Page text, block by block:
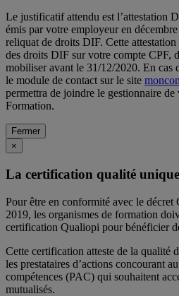
Le justificatif attendu est l’attestation
émis par votre employeur en
reliquat de droits DIF. Cette attestation
des droits DIF sur votre compte CPF,
mobiliser avant le 31/12/2020. En cas
le module de contact sur le site
permettra de joindre le gestionnaire
Formation.
Fermer
×
La certification qualité unique
Pour être en conformité avec le
2019, les organismes de formation
certification Qualiopi pour bénéficier
Cette certification atteste de la qualité
les prestataires d’actions concourant
compétences (PAC) qui souhaitent
mutualisés.